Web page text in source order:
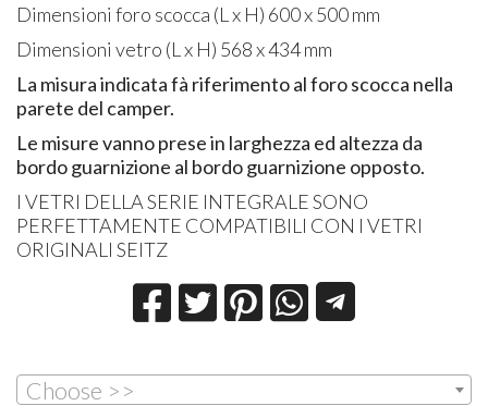
Dimensioni foro scocca (L x H) 600 x 500 mm
Dimensioni vetro (L x H) 568 x 434 mm
La misura indicata fà riferimento al foro scocca nella
parete del camper.
Le misure vanno prese in larghezza ed altezza da
bordo guarnizione al bordo guarnizione opposto.
I VETRI DELLA SERIE INTEGRALE SONO
PERFETTAMENTE COMPATIBILI CON I VETRI
ORIGINALI SEITZ
Choose >>